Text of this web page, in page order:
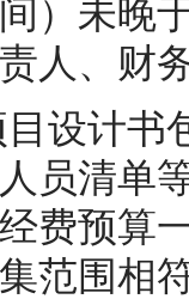
）未晚
人、财
设计书
员清单
费预算
范围相